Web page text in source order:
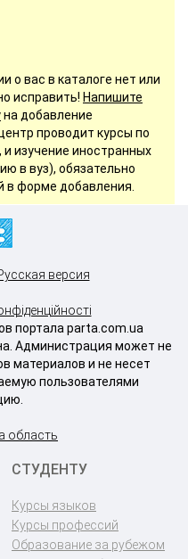
о вас в каталоге нет или
исправить! Напишите
на добавление
проводит курсы по
изучение иностранных
в вуз), обязательно
в форме добавления.
версия
портала parta.com.ua
Администрация может не
материалов и не несет
пользователями
область
СТУДЕНТУ
Курсы языков
Курсы профессий
Образование за рубежом